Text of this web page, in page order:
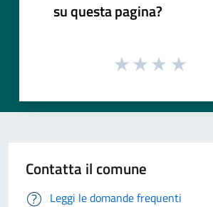
su questa pagina?
Contatta il comune
Leggi le domande frequenti